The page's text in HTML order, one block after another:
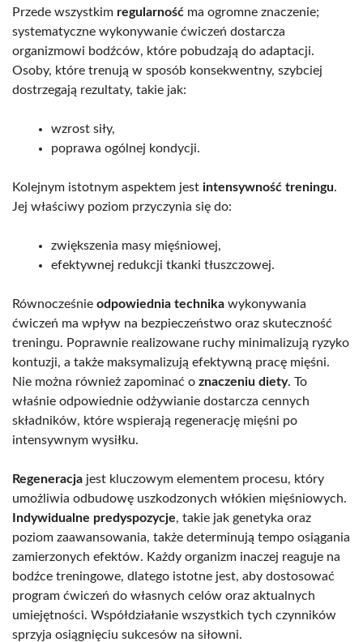
Przede wszystkim regularność ma ogromne znaczenie;
systematyczne wykonywanie ćwiczeń dostarcza
organizmowi bodźców, które pobudzają do adaptacji.
Osoby, które trenują w sposób konsekwentny, szybciej
dostrzegają rezultaty, takie jak:
wzrost siły,
poprawa ogólnej kondycji.
Kolejnym istotnym aspektem jest intensywność treningu.
Jej właściwy poziom przyczynia się do:
zwiększenia masy mięśniowej,
efektywnej redukcji tkanki tłuszczowej.
Równocześnie odpowiednia technika wykonywania
ćwiczeń ma wpływ na bezpieczeństwo oraz skuteczność
treningu. Poprawnie realizowane ruchy minimalizują ryzyko
kontuzji, a także maksymalizują efektywną pracę mięśni.
Nie można również zapominać o znaczeniu diety. To
właśnie odpowiednie odżywianie dostarcza cennych
składników, które wspierają regenerację mięśni po
intensywnym wysiłku.
Regeneracja jest kluczowym elementem procesu, który
umożliwia odbudowę uszkodzonych włókien mięśniowych.
Indywidualne predyspozycje, takie jak genetyka oraz
poziom zaawansowania, także determinują tempo osiągania
zamierzonych efektów. Każdy organizm inaczej reaguje na
bodźce treningowe, dlatego istotne jest, aby dostosować
program ćwiczeń do własnych celów oraz aktualnych
umiejętności. Współdziałanie wszystkich tych czynników
sprzyja osiągnięciu sukcesów na siłowni.